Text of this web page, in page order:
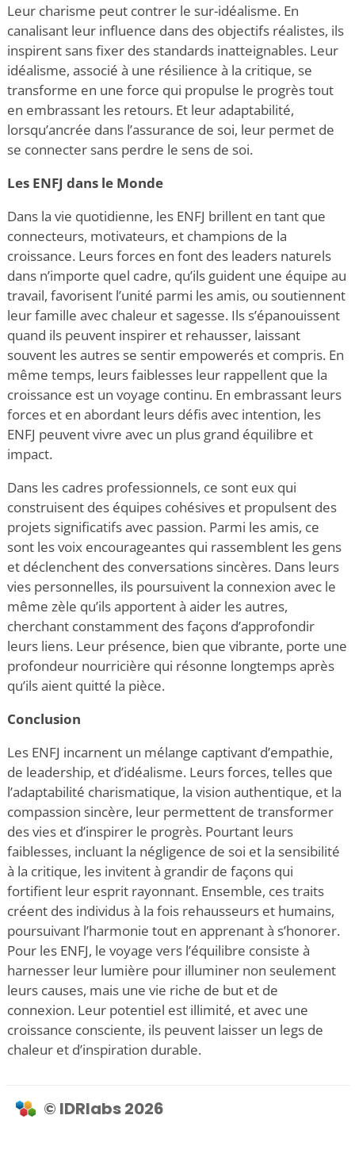
Leur charisme peut contrer le sur-idéalisme. En
canalisant leur influence dans des objectifs réalistes, ils
inspirent sans fixer des standards inatteignables. Leur
idéalisme, associé à une résilience à la critique, se
transforme en une force qui propulse le progrès tout
en embrassant les retours. Et leur adaptabilité,
lorsqu’ancrée dans l’assurance de soi, leur permet de
se connecter sans perdre le sens de soi.
Les ENFJ dans le Monde
Dans la vie quotidienne, les ENFJ brillent en tant que
connecteurs, motivateurs, et champions de la
croissance. Leurs forces en font des leaders naturels
dans n’importe quel cadre, qu’ils guident une équipe au
travail, favorisent l’unité parmi les amis, ou soutiennent
leur famille avec chaleur et sagesse. Ils s’épanouissent
quand ils peuvent inspirer et rehausser, laissant
souvent les autres se sentir empowerés et compris. En
même temps, leurs faiblesses leur rappellent que la
croissance est un voyage continu. En embrassant leurs
forces et en abordant leurs défis avec intention, les
ENFJ peuvent vivre avec un plus grand équilibre et
impact.
Dans les cadres professionnels, ce sont eux qui
construisent des équipes cohésives et propulsent des
projets significatifs avec passion. Parmi les amis, ce
sont les voix encourageantes qui rassemblent les gens
et déclenchent des conversations sincères. Dans leurs
vies personnelles, ils poursuivent la connexion avec le
même zèle qu’ils apportent à aider les autres,
cherchant constamment des façons d’approfondir
leurs liens. Leur présence, bien que vibrante, porte une
profondeur nourricière qui résonne longtemps après
qu’ilsaient quitté la pièce.
Conclusion
Les ENFJ incarnent un mélange captivant d’empathie,
de leadership, et d’idéalisme. Leurs forces, telles que
l’adaptabilité charismatique, la vision authentique, et la
compassion sincère, leur permettent de transformer
des vies et d’inspirer le progrès. Pourtant leurs
faiblesses, incluant la négligence de soi et la sensibilité
à la critique, les invitent à grandir de façons qui
fortifient leur esprit rayonnant. Ensemble, ces traits
créent des individus à la fois rehausseurs et humains,
poursuivant l’harmonie tout en apprenant à s’honorer.
Pour les ENFJ, le voyage vers l’équilibre consiste à
harnesser leur lumière pour illuminer non seulement
leurs causes, mais une vie riche de but et de
connexion. Leur potentiel est illimité, et avec une
croissance consciente, ils peuvent laisser un legs de
chaleur et d’inspiration durable.
© IDRlabs 2026